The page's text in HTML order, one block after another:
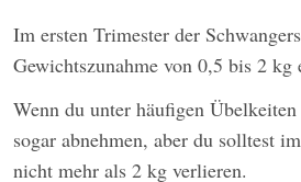
Im ersten Trimester der
Gewichtszunahme von 0,5 bis 2 kg
Wenn du unter häufigen
sogar abnehmen, aber du solltest
nicht mehr als 2 kg verlieren.